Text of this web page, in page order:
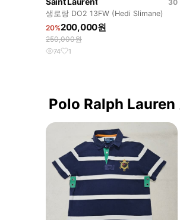
30
생로랑 DO2 13FW (Hedi Slimane)
20%200,000원
250,000원
74 1
Polo Ralph Lauren